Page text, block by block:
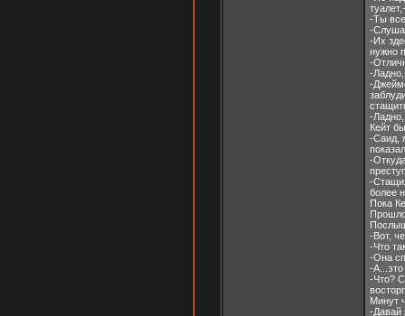
-Ты
-
-Их
нужно
-
-
-
-
Кейт
-Саид,
-
-
более
Пока
-Вот,
-Что
-Она
-А...это
-Что?
Минут
-Давай